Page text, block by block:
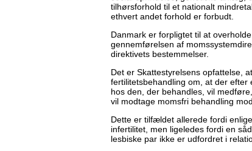
tilhørsforhold til et nationalt
ethvert andet forhold er forbudt.
Danmark er forpligtet til at
gennemførelsen af
direktivets bestemmelser.
Det er Skattestyrelsens opfattelse,
fertilitetsbehandling om, at der
hos den, der behandles, vil
vil modtage momsfri behandling
Dette er tilfældet allerede fordi
infertilitet, men ligeledes fordi en
lesbiske par ikke er udfordret i